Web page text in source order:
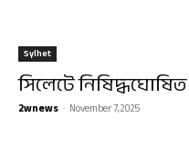
Sylhet
সিলেটে
2wnews - November 7, 2025